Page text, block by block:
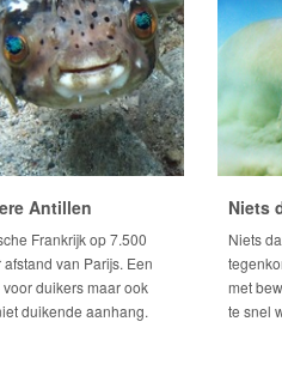
Antillen
Frankrijk op 7.500
van Parijs. Een
duikers maar ook
duikende aanhang.
Niets
Niets
met
te snel